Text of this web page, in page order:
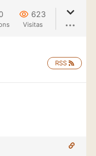
623
Visitas
RSS